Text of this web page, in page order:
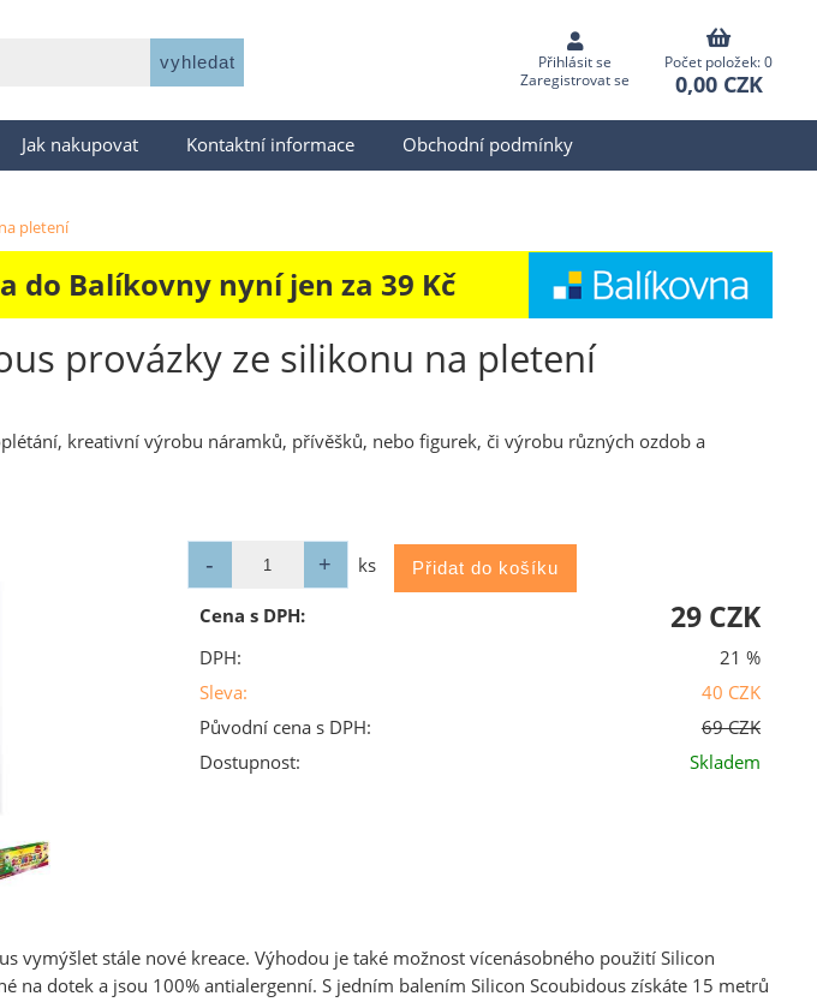
Přihlásit se
Zaregistrovat se
Počet položek: 0
0,00 CZK
Jak nakupovat Kontaktní informace Obchodní podmínky
pletení
do Balíkovny nyní jen za 39 Kč
provázky ze silikonu na pletení
kreativní výrobu náramků, přívěšků, nebo figurek, či výrobu různých ozdob a
ks
Cena s DPH:
29 CZK
DPH:
21 %
Sleva:
40 CZK
Původní cena s DPH:
69 CZK
Dostupnost:
Skladem
vymýšlet stále nové kreace. Výhodou je také možnost vícenásobného použití Silicon
na dotek a jsou 100% antialergenní. S jedním balením Silicon Scoubidous získáte 15 metrů